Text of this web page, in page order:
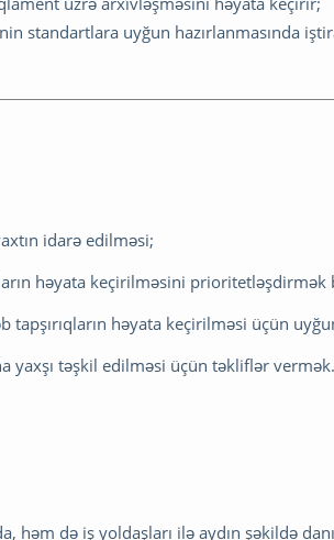
standartlara uyğun hazırlanmasında
idarə edilməsi;
həyata keçirilməsini prioritetləşdirmək
tapşırıqların həyata keçirilməsi üçün
yaxşı təşkil edilməsi üçün təkliflər vermək.
həm də iş yoldaşları ilə aydın şəkildə